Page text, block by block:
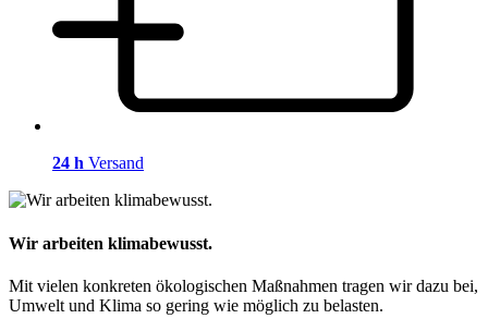
24 h Versand
Wir arbeiten klimabewusst.
Mit vielen konkreten ökologischen Maßnahmen tragen wir dazu bei,
Umwelt und Klima so gering wie möglich zu belasten.